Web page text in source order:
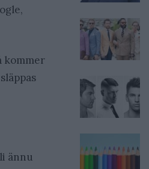
kommer
ännu